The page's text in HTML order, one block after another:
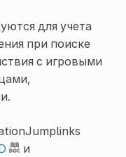
для учета
при поиске
с игровыми
и